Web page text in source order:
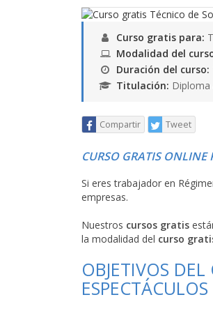
Curso gratis para:
Modalidad del
Duración del curso:
Titulación: Diploma
Compartir Tweet
CURSO GRATIS ONLINE
Si eres trabajador en
empresas.
Nuestros cursos gratis
la modalidad del curso
OBJETIVOS